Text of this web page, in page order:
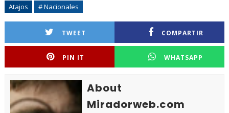
Atajos # Nacionales
TWEET COMPARTIR
PIN IT WHATSAPP
About
Miradorweb.com